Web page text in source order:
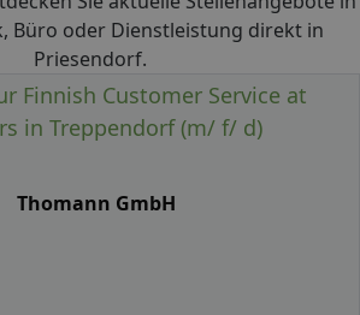
Büro oder Dienstleistung direkt in
Priesendorf.
Finnish Customer Service at
in Treppendorf (m/ f/ d)
Thomann GmbH